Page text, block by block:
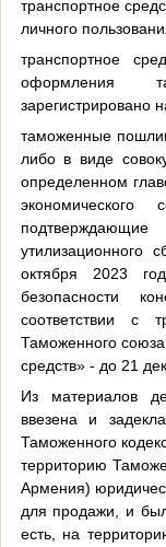
транспортное
личного
транспортное
оформления
зарегистрировано
таможенные
либо в виде
определенном
утилизационного
октября 2023
безопасности
соответствии с
Таможенного
средств» - до 21
Из материалов
ввезена и
Таможенного
территорию
Армения)
для продажи, и
есть, на